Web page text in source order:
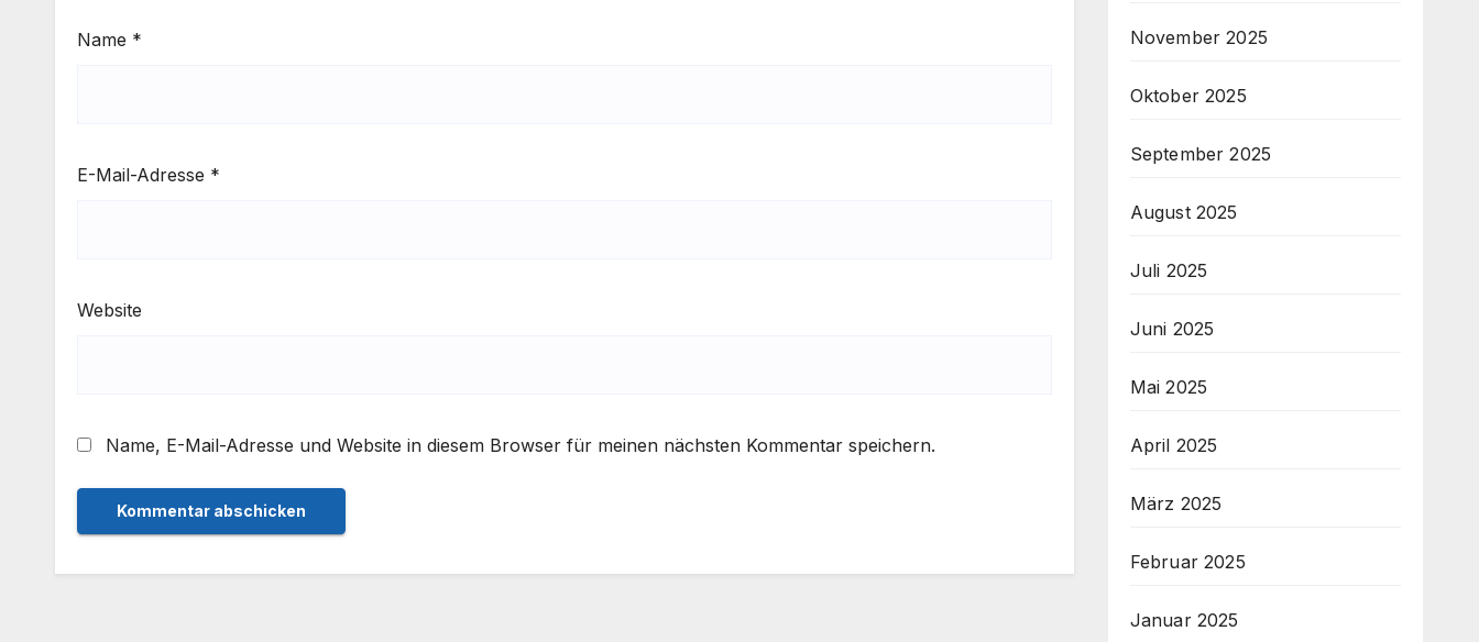
Name *
E-Mail-Adresse *
Website
Name, E-Mail-Adresse und Website in diesem Browser für meinen nächsten Kommentar speichern.
November 2025
Oktober 2025
September 2025
August 2025
Juli 2025
Juni 2025
Mai 2025
April 2025
März 2025
Februar 2025
Januar 2025